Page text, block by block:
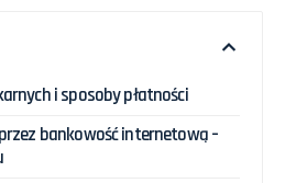
i sposoby płatności
bankowość internetową –